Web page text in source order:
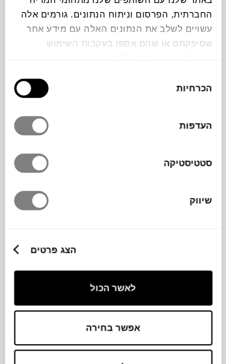
החברתית, הפרסום וניתוח הנתונים. גורמים אלה
עשויים לשלב את הנתונים האלה עם מידע אחר
שסיפקתם או שהם אספו בעקבות השימוש
הסכמה
הכרחיות
העדפות
סטטיסטיקה
שיווק
הצג פרטים
לאשר הכול
אפשר בחירה
יחידת מדפים מודולרית FLEOLE
180
17%
הנחה
יחידת מדפים מודולרית FLEOLE